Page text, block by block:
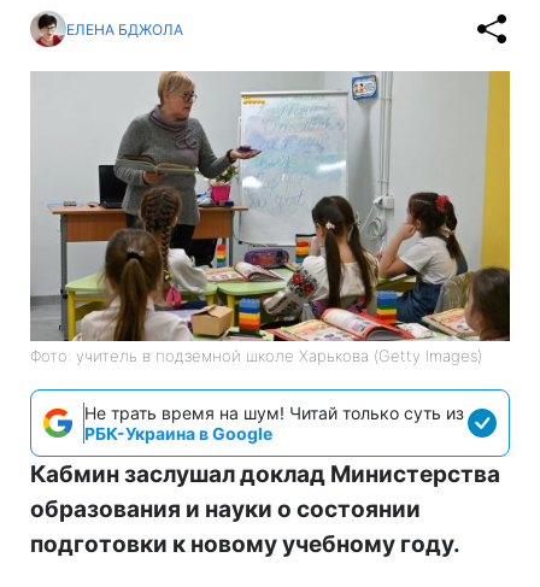
ЕЛЕНА БДЖОЛА
Фото: учитель в подземной школе Харькова (Getty Images)
Не трать время на шум! Читай только суть из
РБК-Украина в Google
Кабмин заслушал доклад Министерства
образования и науки о состоянии
подготовки к новому учебному году.